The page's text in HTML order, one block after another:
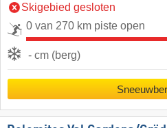
Skigebied gesloten
0 van 270 km piste open
- cm (berg)